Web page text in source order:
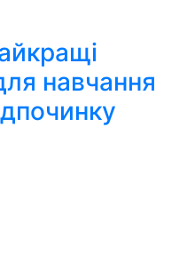
навчання